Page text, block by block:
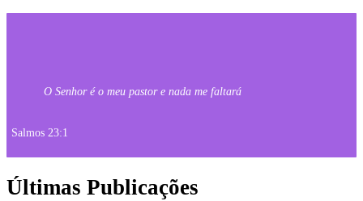
O Senhor é o meu pastor e nada me faltará
Salmos 23:1
Últimas Publicações